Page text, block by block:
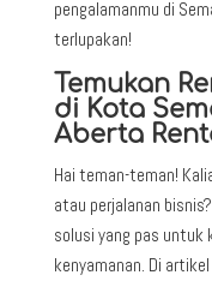
pengalamanmu di
terlupakan!
Temukan
di Kota
Aberta
Hai teman-teman!
atau perjalanan
solusi yang pas untuk
kenyamanan. Di